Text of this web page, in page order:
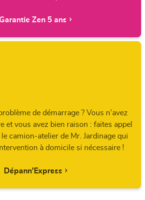
Garantie Zen 5 ans
de démarrage ? Vous n’avez
et vous avez bien raison : faites appel
le camion-atelier de Mr. Jardinage qui
à domicile si nécessaire !
Dépann'Express